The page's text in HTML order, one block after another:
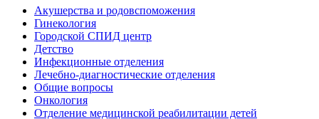
Акушерства и родовспоможения
Гинекология
Городской СПИД центр
Детство
Инфекционные отделения
Лечебно-диагностические отделения
Общие вопросы
Онкология
Отделение медицинской реабилитации детей